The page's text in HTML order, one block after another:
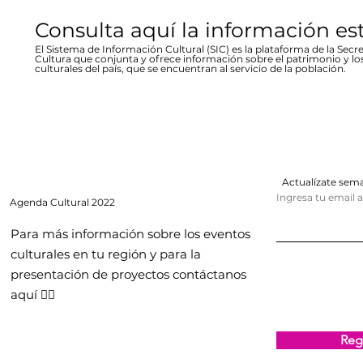
Consulta aquí la información
El Sistema de Información Cultural (SIC) es la plataforma de la
Cultura que conjunta y ofrece información sobre el patrimonio y
culturales del país, que se encuentran al servicio de la población.
Agenda Cultural 2022
Para más información sobre los eventos
culturales en tu región y para la
presentación de proyectos contáctanos
aquí 👇🏻
Actualízate
Ingresa tu email